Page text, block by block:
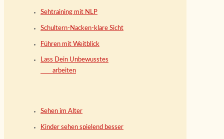
Sehtraining mit NLP
Schultern-Nacken-klare Sicht
Führen mit Weitblick
Lass Dein Unbewusstes
arbeiten
Sehen im Alter
Kinder sehen spielend besser